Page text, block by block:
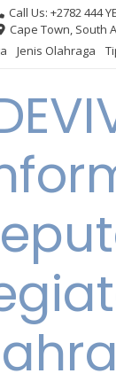
Call Us: +2782 444
Cape Town, South
Jenis Olahraga